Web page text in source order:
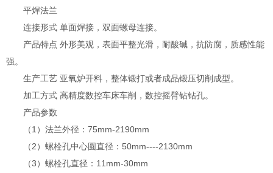
平焊法兰
连接形式 单面焊接，双面螺母连接。
产品特点 外形美观，表面平整光滑，耐酸碱，抗防腐，质感性能
强。
生产工艺 亚氧炉开料，整体锻打或者成品锻压切削成型。
加工方式 高精度数控车床车削，数控摇臂钻钻孔。
产品参数
（1）法兰外径：75mm-2190mm
（2）螺栓孔中心圆直径：50mm----2130mm
（3）螺栓孔直径：11mm-30mm